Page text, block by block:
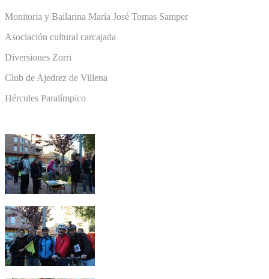
Monitoria y Bailarina María José Tomas Samper
Asociación cultural carcajada
Diversiones Zorri
Club de Ajedrez de Villena
Hércules Paralímpico